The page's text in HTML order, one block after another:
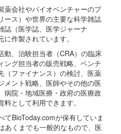
薬会社やバイオベンチャーのプ
ース）や世界の主要な科学雑誌
誌（医学誌、医学ジャーナ
作製されています。
動、治験担当者（CRA）の臨床
ング担当者の販売戦略、ベンチ
（ファイナンス）の検討、医薬
メント戦略、医師やその他の医
病院・地域医療・政府の医療政
として利用できます。
てBioToday.comが保有していま
あくまでも一般的なもので、医